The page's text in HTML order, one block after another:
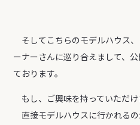
そしてこちらのモデルハウス
ーナーさんに巡り合えまして、
ております。
もし、ご興味を持っていただ
直接モデルハウスに行かれる